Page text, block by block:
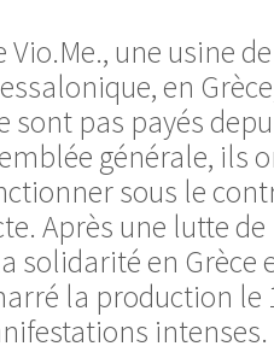
Vio.Me., une usine
en
sont pas payés
générale, ils
sous le
Après une lutte de
solidarité en Grèce
la production le
intenses.